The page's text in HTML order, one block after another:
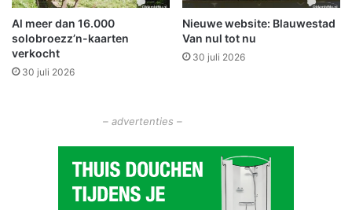
n
c
i
d
e
u
s
Al meer dan 16.000
solobroezz’n-kaarten
verkocht
30 juli 2026
Nieuwe website: Blauwestad
Van nul tot nu
30 juli 2026
– advertenties –